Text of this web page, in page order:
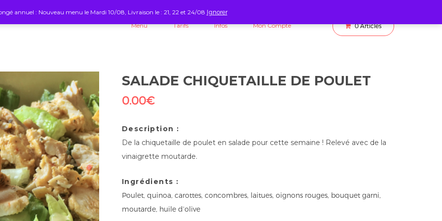
Menu Tarifs Infos Mon Compte 0 Articles
SALADE CHIQUETAILLE DE POULET
0.00€
Description :
De la chiquetaille de poulet en salade pour cette semaine ! Relevé avec de la
vinaigrette moutarde.
Ingrédients :
Poulet, quinoa, carottes, concombres, laitues, oignons rouges, bouquet garni,
moutarde, huile d’olive
annuel : Nouveau menu le Mardi 10/08, Livraison le : 21, 22 et 24/08 Ignorer